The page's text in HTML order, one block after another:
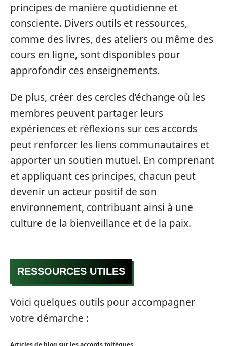
principes de manière quotidienne et
consciente. Divers outils et ressources,
comme des livres, des ateliers ou même des
cours en ligne, sont disponibles pour
approfondir ces enseignements.
De plus, créer des cercles d’échange où les
membres peuvent partager leurs
expériences et réflexions sur ces accords
peut renforcer les liens communautaires et
apporter un soutien mutuel. En comprenant
et appliquant ces principes, chacun peut
devenir un acteur positif de son
environnement, contribuant ainsi à une
culture de la bienveillance et de la paix.
RESSOURCES UTILES
Voici quelques outils pour accompagner
votre démarche :